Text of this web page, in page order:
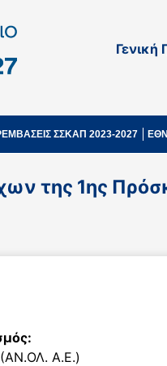
ΣΣΚΑΠ 2023-2027
της 1ης
(ΑΝ.ΟΛ. Α.Ε.)